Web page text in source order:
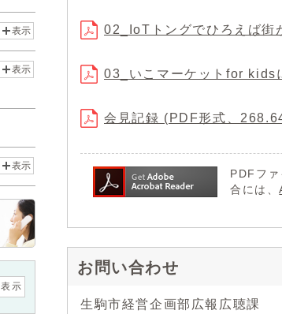
02_IoTトングでひろえば
03_いこマーケットfor kids
会見記録 (PDF形式、
PDFフ
合には、
お問い合わせ
生駒市経営企画部広報広聴課
表示
表示
表示
表示